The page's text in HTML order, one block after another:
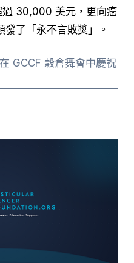
過 30,000 美元，更向癌
發了「永不言敗獎」。
GCCF 穀倉舞會中慶祝